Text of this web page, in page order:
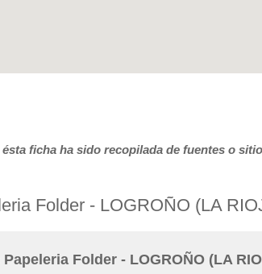
ficha ha sido recopilada de fuentes o
Folder - LOGROÑO (LA
Folder - LOGROÑO (LA